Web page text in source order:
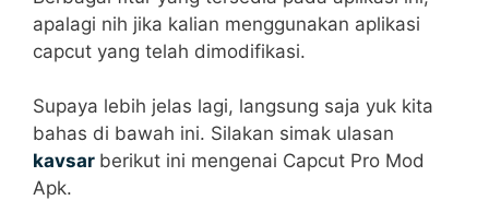
apalagi nih jika kalian menggunakan aplikasi
capcut yang telah dimodifikasi.
Supaya lebih jelas lagi, langsung saja yuk kita
bahas di bawah ini. Silakan simak ulasan
kavsar berikut ini mengenai Capcut Pro Mod
Apk.